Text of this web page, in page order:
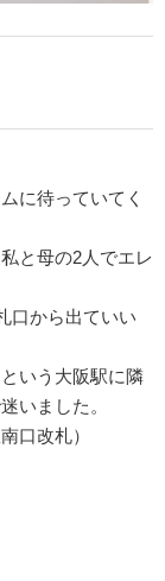
に待っていてく
と母の2人でエレ
口から出ていい
という大阪駅に隣
いました。
口改札）